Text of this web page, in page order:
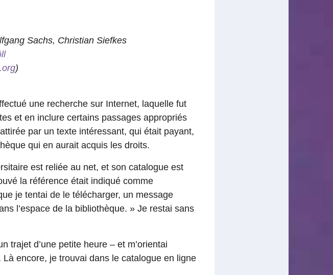
Sachs, Christian Siefkes
)
une recherche sur Internet, laquelle fut
et en inclure certains passages appropriés
par un texte intéressant, qui était payant,
qui en aurait acquis les droits.
est reliée au net, et son catalogue est
la référence était indiqué comme
je tentai de le télécharger, un message
l’espace de la bibliothèque. » Je restai sans
trajet d’une petite heure – et m’orientai
Là encore, je trouvai dans le catalogue en ligne